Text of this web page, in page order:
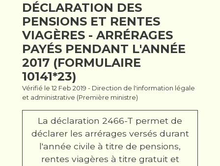
DÉCLARATION DES
PENSIONS ET RENTES
VIAGÈRES - ARRÉRAGES
PAYÉS PENDANT L'ANNÉE
2017 (FORMULAIRE
10141*23)
Vérifié le 12 Feb 2019 - Direction de l'information légale
et administrative (Première ministre)
La déclaration 2466-T permet de
déclarer les arrérages versés durant
l'année civile à titre de pensions,
rentes viagères à titre gratuit et